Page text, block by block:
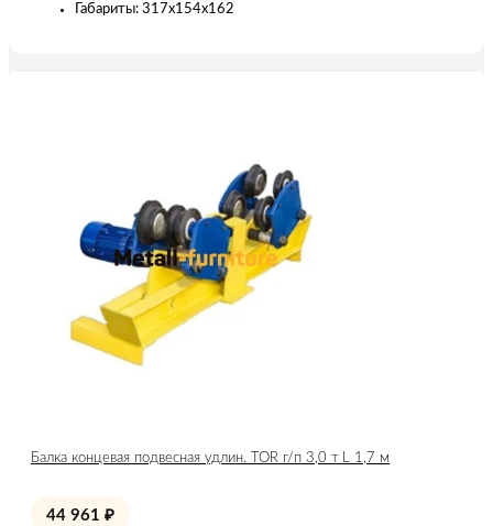
Габариты: 317х154х162
Балка концевая подвесная удлин. TOR г/п 3,0 т L 1,7 м
44 961 ₽